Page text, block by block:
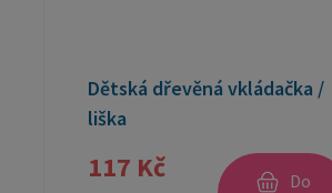
Dětská dřevěná vkládačka /
liška
117 Kč
Do